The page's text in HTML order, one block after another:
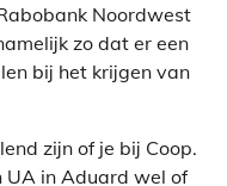
Noordwest
zo dat er een
bij het krijgen van
zijn of je bij Coop.
UA in Aduard wel of